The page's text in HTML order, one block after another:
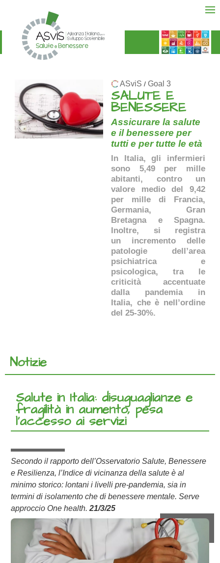
ASviS / Goal 3
SALUTE E
BENESSERE
Assicurare la salute
e il benessere per
tutti e per tutte le età
In Italia, gli infermieri
sono 5,49 per mille
abitanti, contro un
valore medio del 9,42
per mille di Francia,
Germania, Gran
Bretagna e Spagna.
Inoltre, si registra
un incremento delle
patologie dell’area
psichiatrica e
psicologica, tra le
criticità accentuate
dalla pandemia in
Italia, che è nell’ordine
del 25-30%.
Notizie
Salute in Italia: disuguaglianze e
fragilità in aumento, pesa
l’accesso ai servizi
Secondo il rapporto dell’Osservatorio Salute, Benessere
e Resilienza, l’Indice di vicinanza della salute è al
minimo storico: lontani i livelli pre-pandemia, sia in
termini di isolamento che di benessere mentale. Serve
approccio One health. 21/3/25